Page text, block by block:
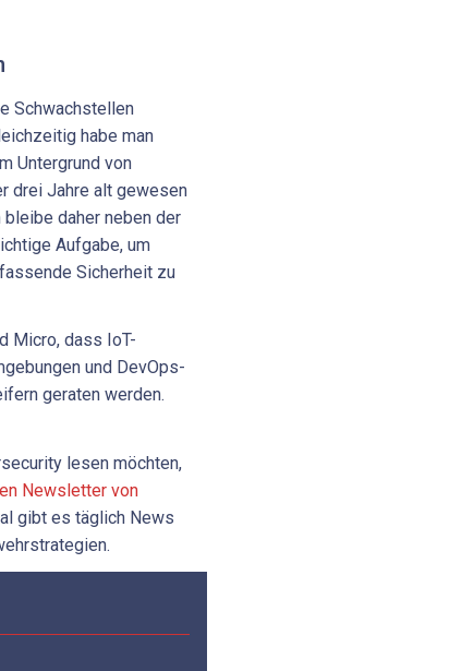
Schwachstellen
habe man
Untergrund von
drei Jahre alt gewesen
daher neben der
Aufgabe, um
Sicherheit zu
Micro, dass IoT-
und DevOps-
geraten werden.
lesen möchten,
Newsletter von
gibt es täglich News